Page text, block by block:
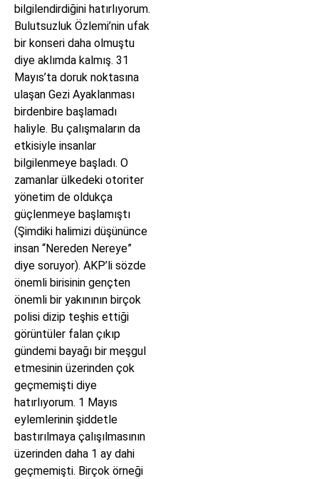
bilgilendirdiğini hatırlıyorum.
Bulutsuzluk Özlemi’nin ufak
bir konseri daha olmuştu
diye aklımda kalmış. 31
Mayıs’ta doruk noktasına
ulaşan Gezi Ayaklanması
birdenbire başlamadı
haliyle. Bu çalışmaların da
etkisiyle insanlar
bilgilenmeye başladı. O
zamanlar ülkedeki otoriter
yönetim de oldukça
güçlenmeye başlamıştı
(Şimdiki halimizi düşününce
insan “Nereden Nereye”
diye soruyor). AKP’li sözde
önemli birisinin gençten
önemli bir yakınının birçok
polisi dizip teşhis ettiği
görüntüler falan çıkıp
gündemi bayağı bir meşgul
etmesinin üzerinden çok
geçmemişti diye
hatırlıyorum. 1 Mayıs
eylemlerinin şiddetle
bastırılmaya çalışılmasının
üzerinden daha 1 ay dahi
geçmemişti. Birçok örneği